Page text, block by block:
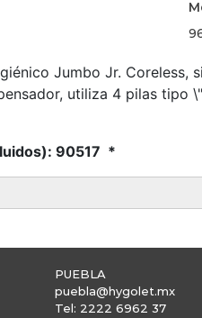
Jumbo Jr. Coreless,
utiliza 4 pilas tipo
90517 *
PUEBLA
puebla@hygolet.mx
Tel: 2222 6962 37